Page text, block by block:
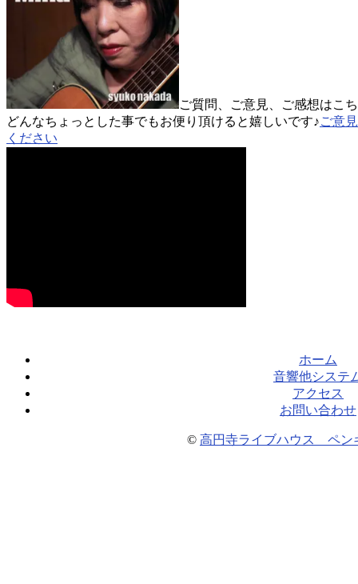
ご質問、ご意見、ご感想はこ
どんなちょっとした事でもお便り頂けると嬉しいです♪ご意
ください
ホーム
音響他システ
アクセス
お問い合わせ
© 高円寺ライブハウス ペン